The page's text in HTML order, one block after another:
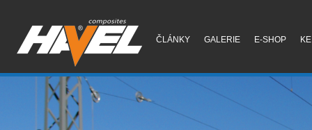
ČLÁNKY GALERIE E-SHOP